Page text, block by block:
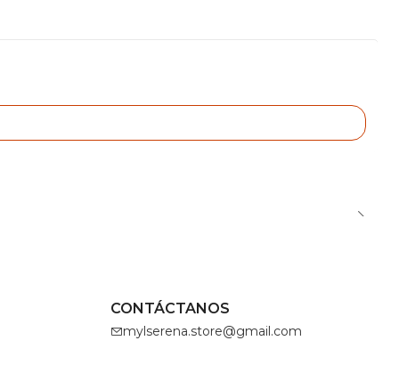
CONTÁCTANOS
mylserena.store@gmail.com